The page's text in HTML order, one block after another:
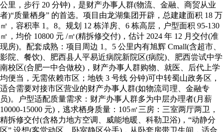
公里，步行 20 分钟)，是财产办事人群(物流、金融、商贸从业
者)“质量栖身” 的首选。项目由龙湖集团开辟，总建建面积 18 万
㎡，容积率 1。8。规划 12 栋洋房、6 栋高层，户型面积 95-130
㎡，均价 10800 元 /㎡(精拆修交付)，估计 2024 年 12 月交付(准
现房)。配套成熟：项目周边 1。5 公里内有旭辉 Cmall(含超市、
影院、餐饮)、肥西县人平易近病院新院区(病院)、肥西尝试中学
南校区(合肥一中合做校)，财产办事人群购物、就医、后代上学
均便当，无需依赖市区；地铁 3 号线 分钟)可中转蜀山政务区，
适合需要对接市区营业的财产办事人群(如物流司理、金融专
员)。户型适配质量需求：财产办事人群多为中层办理者(月薪
10000-15000 元)，逃求栖身质量：105㎡三房：三室两厅两卫，
精拆修交付(含格力地方空调、威能地暖、科勒卫浴)，“动静分
区” 设想(客堂动区、卧室静区分手)，从卧套房带卫生间，适合